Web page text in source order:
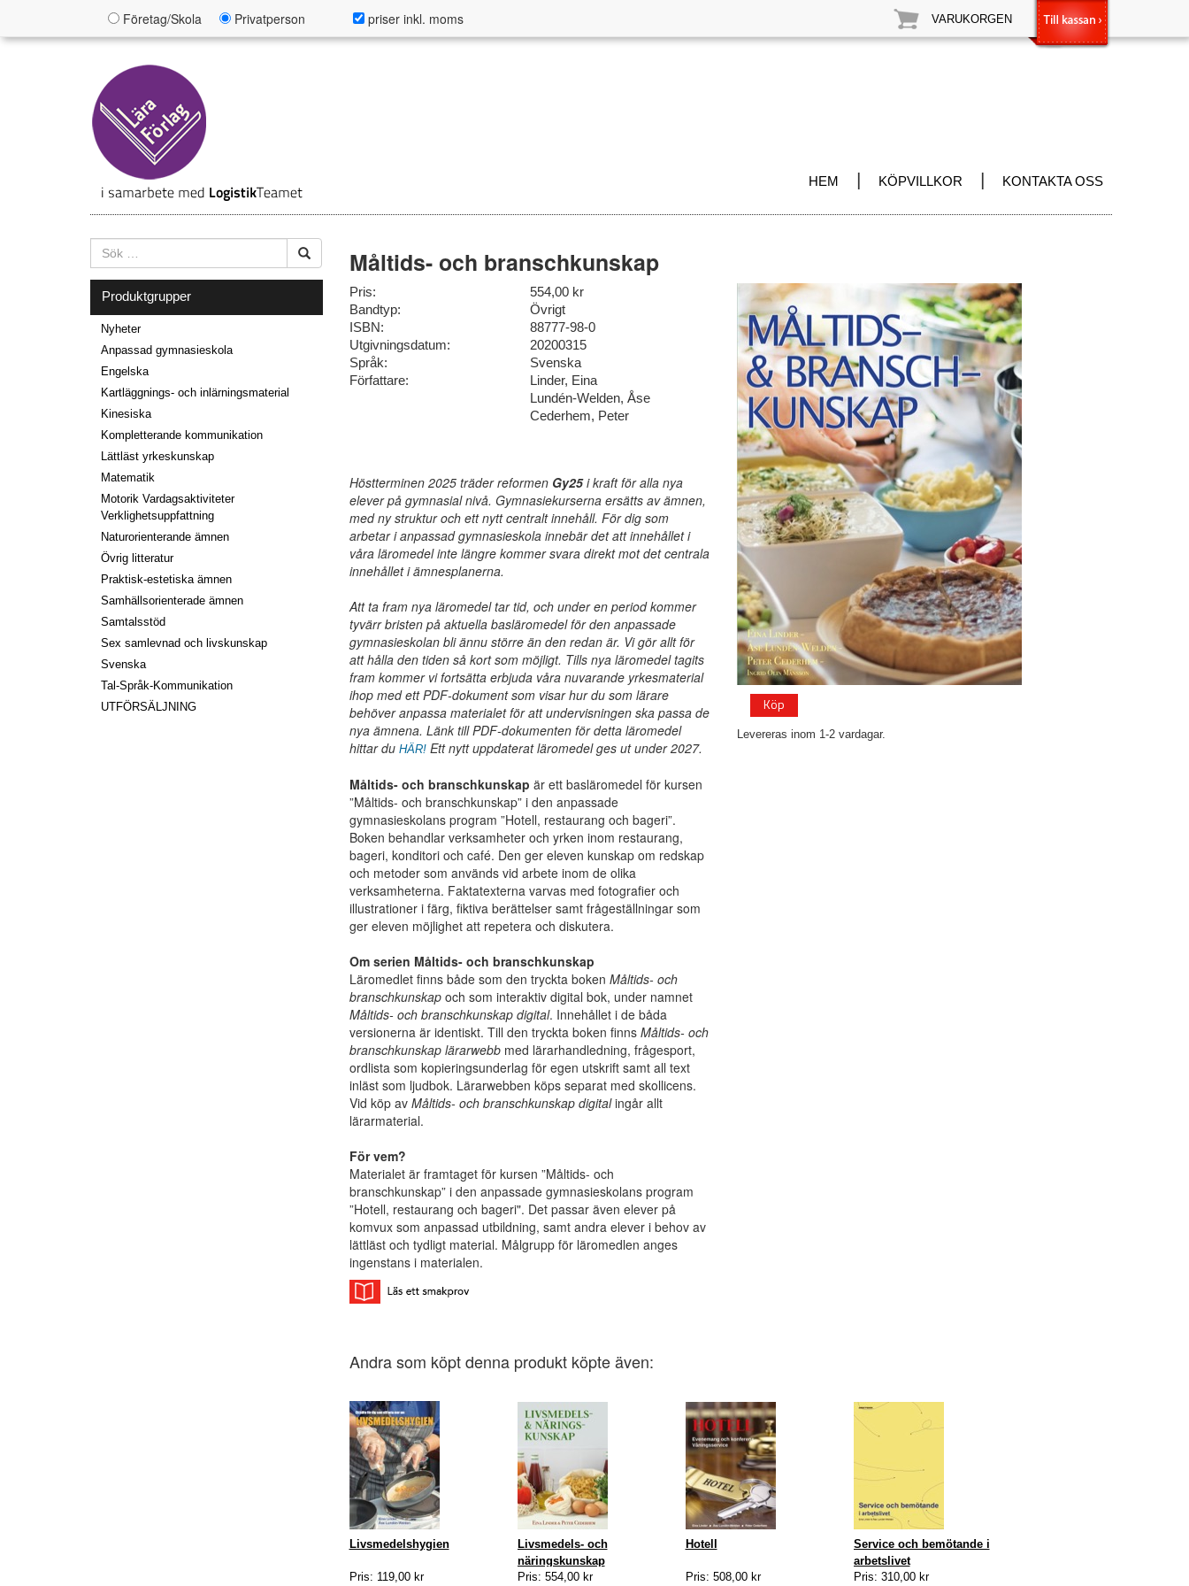
Företag/Skola Privatperson priser inkl. moms VARUKORGEN
HEM | KÖPVILLKOR | KONTAKTA OSS
Produktgrupper
Nyheter
Anpassad gymnasieskola
Engelska
Kartläggnings- och inlärningsmaterial
Kinesiska
Kompletterande kommunikation
Lättläst yrkeskunskap
Matematik
Motorik Vardagsaktiviteter
Verklighetsuppfattning
Naturorienterande ämnen
Övrig litteratur
Praktisk-estetiska ämnen
Samhällsorienterade ämnen
Samtalsstöd
Sex samlevnad och livskunskap
Svenska
Tal-Språk-Kommunikation
UTFÖRSÄLJNING
Måltids- och branschkunskap
Köp
Levereras inom 1-2 vardagar.
Pris:
554,00 kr
Bandtyp:
Övrigt
ISBN:
88777-98-0
Utgivningsdatum:
20200315
Språk:
Svenska
Författare:
Linder, Eina
Lundén-Welden, Åse
Cederhem, Peter
Höstterminen 2025 träder reformen Gy25i kraft för alla nya
elever på gymnasial nivå. Gymnasiekurserna ersätts av ämnen,
med ny struktur och ett nytt centralt innehåll. För dig som
arbetar i anpassad gymnasieskola innebär det att innehållet i
våra läromedel inte längre kommer svara direkt mot det centrala
innehållet i ämnesplanerna.
Att ta fram nya läromedel tar tid, och under en period kommer
tyvärr bristen på aktuella basläromedel för den anpassade
gymnasieskolan bli ännu större än den redan är. Vi gör allt för
att hålla den tiden så kort som möjligt. Tills nya läromedel tagits
fram kommer vi fortsätta erbjuda våra nuvarande yrkesmaterial
ihop med ett PDF-dokument som visar hur du som lärare
behöver anpassa materialet för att undervisningen ska passa de
nya ämnena. Länk till PDF-dokumenten för detta läromedel
hittar du HÄR!Ett nytt uppdaterat läromedel ges ut under 2027.
Måltids- och branschkunskap är ett basläromedel för kursen
”Måltids- och branschkunskap” i den anpassade
gymnasieskolans program ”Hotell, restaurang och bageri”.
Boken behandlar verksamheter och yrken inom restaurang,
bageri, konditori och café. Den ger eleven kunskap om redskap
och metoder som används vid arbete inom de olika
verksamheterna. Faktatexterna varvas med fotografier och
illustrationer i färg, fiktiva berättelser samt frågeställningar som
ger eleven möjlighet att repetera och diskutera.
Om serien Måltids- och branschkunskap
Läromedlet finns både som den tryckta boken Måltids- och
branschkunskapoch som interaktiv digital bok, under namnet
Måltids- och branschkunskap digital. Innehållet i de båda
versionerna är identiskt. Till den tryckta boken finns Måltids- och
branschkunskap lärarwebbmed lärarhandledning, frågesport,
ordlista som kopieringsunderlag för egen utskrift samt all text
inläst som ljudbok. Lärarwebben köps separat med skollicens.
Vid köp av Måltids- och branschkunskap digitalingår allt
lärarmaterial.
För vem?
Materialet är framtaget för kursen ”Måltids- och
branschkunskap” i den anpassade gymnasieskolans program
”Hotell, restaurang och bageri". Det passar även elever på
komvux som anpassad utbildning, samt andra elever i behov av
lättläst och tydligt material. Målgrupp för läromedlen anges
ingenstans i materialen.
Andra som köpt denna produkt köpte även:
Livsmedelshygien
Pris: 119,00 kr
Livsmedels- och
näringskunskap
Pris: 554,00 kr
Hotell
Pris: 508,00 kr
Service och bemötande i
arbetslivet
Pris: 310,00 kr